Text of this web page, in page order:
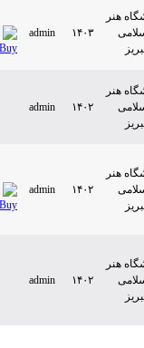
admin
admin
admin
admin